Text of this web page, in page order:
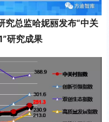
究总监哈妮丽发布“中关
研究成果